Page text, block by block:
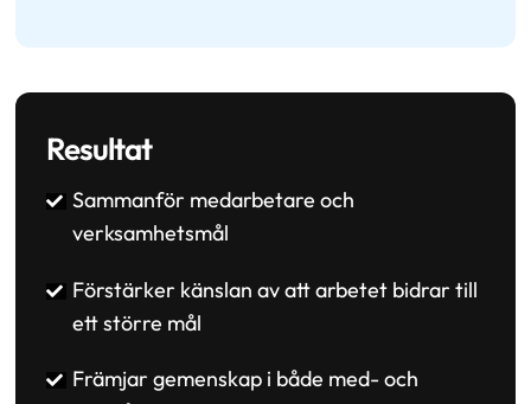
Resultat
Sammanför medarbetare och
verksamhetsmål
Förstärker känslan av att arbetet bidrar till
ett större mål
Främjar gemenskap i både med- och